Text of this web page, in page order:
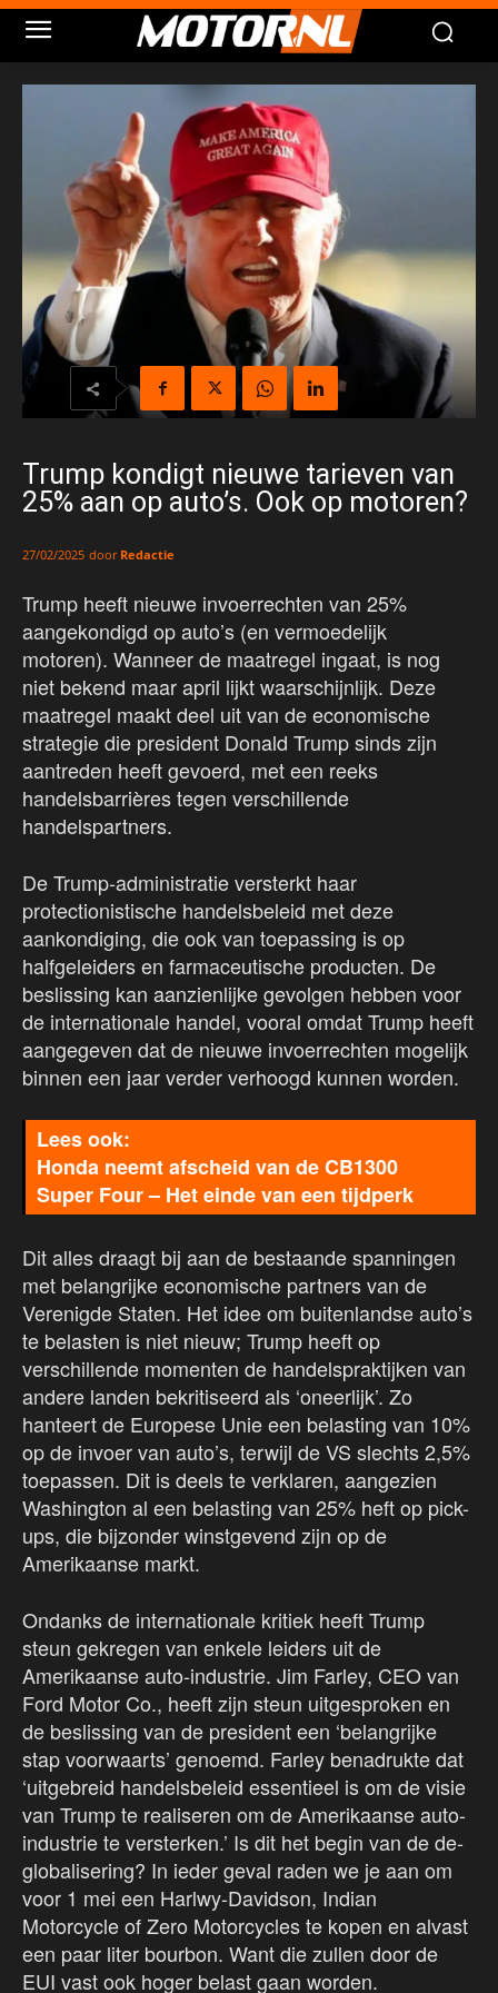
Trump kondigt nieuwe tarieven van
25% aan op auto’s. Ook op motoren?
27/02/2025 door Redactie
Trump heeft nieuwe invoerrechten van 25%
aangekondigd op auto’s (en vermoedelijk
motoren). Wanneer de maatregel ingaat, is nog
niet bekend maar april lijkt waarschijnlijk. Deze
maatregel maakt deel uit van de economische
strategie die president Donald Trump sinds zijn
aantreden heeft gevoerd, met een reeks
handelsbarrières tegen verschillende
handelspartners.
De Trump-administratie versterkt haar
protectionistische handelsbeleid met deze
aankondiging, die ook van toepassing is op
halfgeleiders en farmaceutische producten. De
beslissing kan aanzienlijke gevolgen hebben voor
de internationale handel, vooral omdat Trump heeft
aangegeven dat de nieuwe invoerrechten mogelijk
binnen een jaar verder verhoogd kunnen worden.
Honda neemt afscheid van de CB1300
Super Four – Het einde van een tijdperk
Dit alles draagt bij aan de bestaande spanningen
met belangrijke economische partners van de
Verenigde Staten. Het idee om buitenlandse auto’s
te belasten is niet nieuw; Trump heeft op
verschillende momenten de handelspraktijken van
andere landen bekritiseerd als ‘oneerlijk’. Zo
hanteert de Europese Unie een belasting van 10%
op de invoer van auto’s, terwijl de VS slechts 2,5%
toepassen. Dit is deels te verklaren, aangezien
Washington al een belasting van 25% heft op pick-
ups, die bijzonder winstgevend zijn op de
Amerikaanse markt.
Ondanks de internationale kritiek heeft Trump
steun gekregen van enkele leiders uit de
Amerikaanse auto-industrie. Jim Farley, CEO van
Ford Motor Co., heeft zijn steun uitgesproken en
de beslissing van de president een ‘belangrijke
stap voorwaarts’ genoemd. Farley benadrukte dat
‘uitgebreid handelsbeleid essentieel is om de visie
van Trump te realiseren om de Amerikaanse auto-
industrie te versterken.’ Is dit het begin van de de-
globalisering? In ieder geval raden we je aan om
voor 1 mei een Harlwy-Davidson, Indian
Motorcycle of Zero Motorcycles te kopen en alvast
een paar liter bourbon. Want die zullen door de
EUI vast ook hoger belast gaan worden.